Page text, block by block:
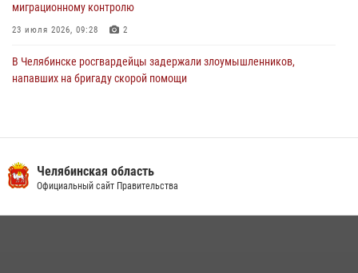
миграционному контролю
23 июля 2026, 09:28 2
В Челябинске росгвардейцы задержали злоумышленников,
напавших на бригаду скорой помощи
13 июля 2026, 03:02 5
Челябинская область
Официальный сайт Правительства